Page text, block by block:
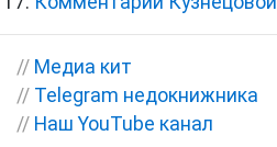
// Медиа кит
// Telegram недокнижника
// Наш YouTube канал